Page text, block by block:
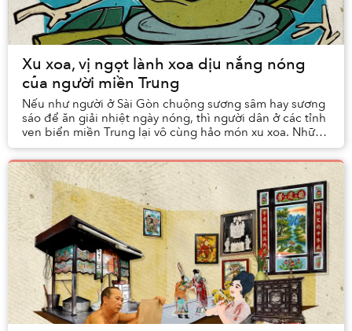
Xu xoa, vị ngọt lành xoa dịu nắng nóng
của người miền Trung
Nếu như người ở Sài Gòn chuộng sương sâm hay sương
sáo để ăn giải nhiệt ngày nóng, thì người dân ở các tỉnh
ven biển miền Trung lại vô cùng hảo món xu xoa. Những
viên thạch xu xoa thanh thanh, mềm tan...